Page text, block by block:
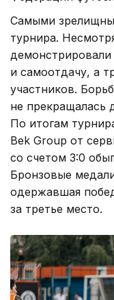
Самыми
турнира.
и самоотдачу, а
участников.
не прекращалась
По итогам
Bek Group от
со счетом 3:0
Бронзовые
одержавшая
за третье место.